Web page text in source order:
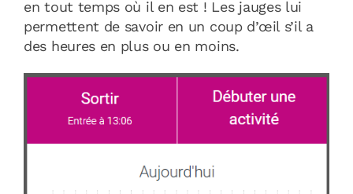
en tout temps où il en est ! Les jauges lui
permettent de savoir en un coup d’œil s’il a
des heures en plus ou en moins.